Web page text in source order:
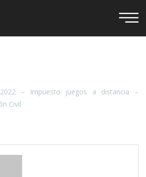
2022 – Impuesto juegos a distancia –
Civil